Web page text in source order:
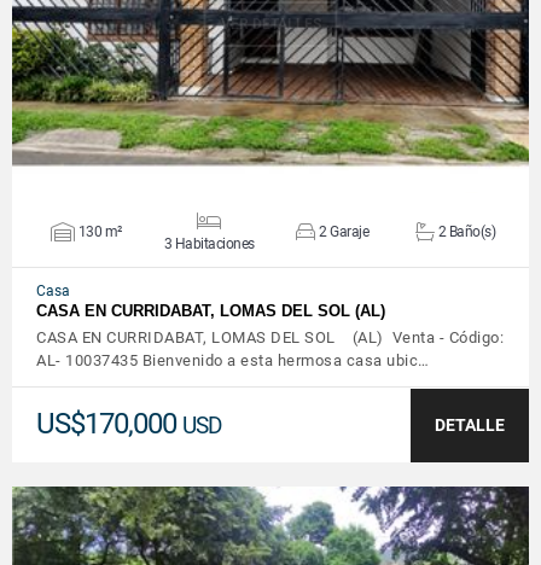
VER DETALLES
130 m²
3 Habitaciones
2 Garaje 2 Baño(s)
Casa
CASA EN CURRIDABAT, LOMAS DEL SOL (AL)
CASA EN CURRIDABAT, LOMAS DEL SOL (AL) Venta - Código:
AL- 10037435 Bienvenido a esta hermosa casa ubic…
US$170,000 USD DETALLE